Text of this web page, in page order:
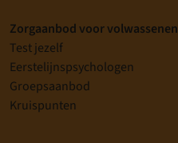
Zorgaanbod voor volwassenen
Test jezelf
Eerstelijnspsychologen
Groepsaanbod
Kruispunten